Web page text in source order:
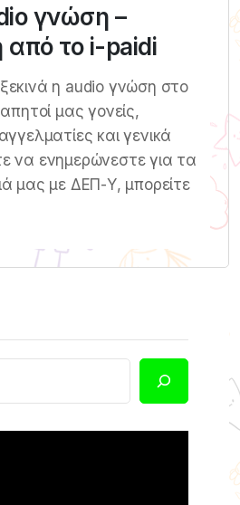
γνώση –
το i-paidi
η audio γνώση στο
μας γονείς,
και γενικά
να ενημερώνεστε για τα
μας με ΔΕΠ-Υ, μπορείτε